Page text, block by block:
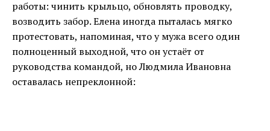
работы: чинить крыльцо, обновлять проводку,
возводить забор. Елена иногда пыталась мягко
протестовать, напоминая, что у мужа всего один
полноценный выходной, что он устаёт от
руководства командой, но Людмила Ивановна
оставалась непреклонной: